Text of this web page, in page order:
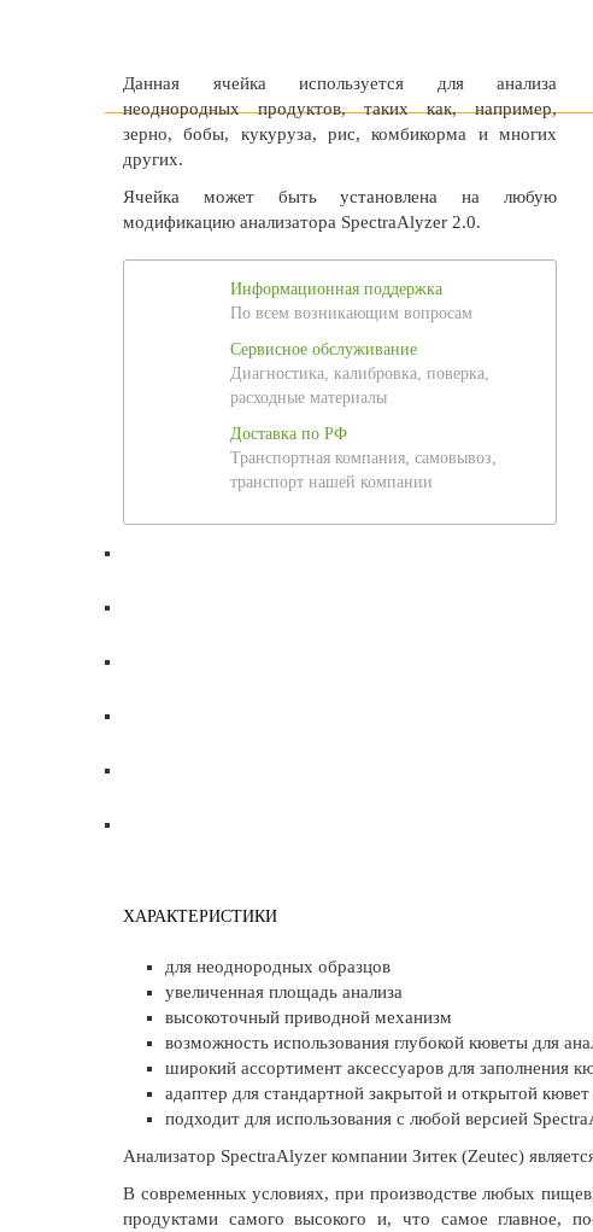
Данная ячейка используется для анализа
неоднородных продуктов, таких как, например,
зерно, бобы, кукуруза, рис, комбикорма и многих
других.
Ячейка может быть установлена на любую
модификацию анализатора SpectraAlyzer 2.0.
Информационная поддержка
По всем возникающим вопросам
Сервисное обслуживание
Диагностика, калибровка, поверка,
расходные материалы
Доставка по РФ
Транспортная компания, самовывоз,
транспорт нашей компании
ХАРАКТЕРИСТИКИ
для неоднородных образцов
увеличенная площадь анализа
высокоточный приводной механизм
возможность использования глубокой кюветы для
широкий ассортимент аксессуаров для заполнения
адаптер для стандартной закрытой и открытой кювет
подходит для использования с любой версией
Анализатор SpectraAlyzer компании Зитек (Zeutec)
В современных условиях, при производстве любых
продуктами самого высокого и, что самое главное,